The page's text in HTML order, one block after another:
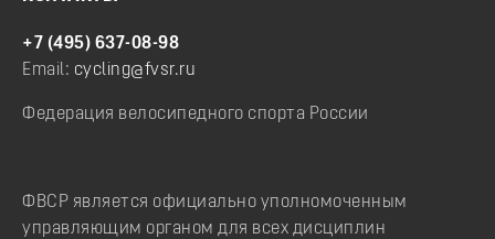
+7 (495) 637-08-98
Email: cycling@fvsr.ru
Федерация велосипедного спорта России
ФВСР является официально уполномоченным
управляющим органом для всех дисциплин